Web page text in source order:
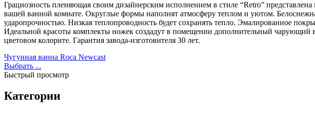
Грациозность пленяющая своим дизайнерским исполнением в стиле “Retro”
вашей ванной комнате. Округлые формы наполнят атмосферу теплом и уютом.
ударопрочностью. Низкая теплопроводность будет сохранять тепло. Эмалированное
Идеальной красоты комплекты ножек создадут в помещении дополнительный
цветовом колорите. Гарантия завода-изготовителя 30 лет.
Чугунная ванна Roca Newcast
Выбрать ...
Быстрый просмотр
Категории